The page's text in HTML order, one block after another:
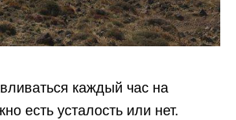
каждый час на
есть усталость или нет.